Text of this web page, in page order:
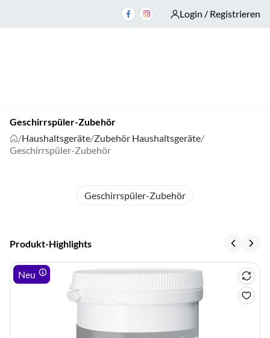
Login / Registrieren
Geschirrspüler-Zubehör
/Haushaltsgeräte/Zubehör Haushaltsgeräte/
Geschirrspüler-Zubehör
Geschirrspüler-Zubehör
Produkt-Highlights
Neu